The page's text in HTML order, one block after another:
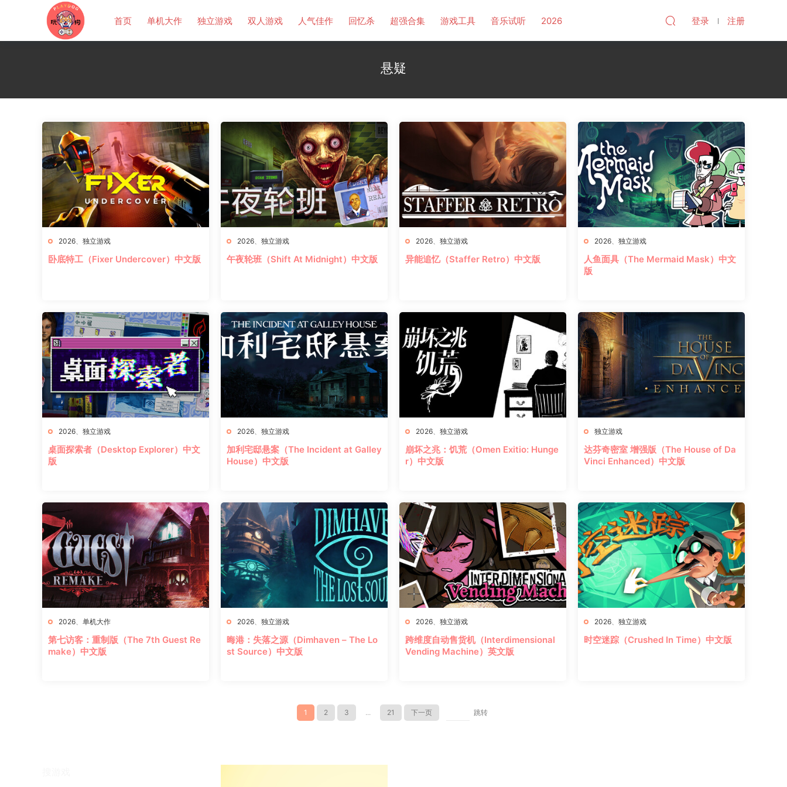
首页 单机大作 独立游戏 双人游戏 人气佳作 回忆杀 超强合集 游戏工具 音乐试听 2026 登录 注册
悬疑
2026、 独立游戏
卧底特工（Fixer Undercover）中文版
2026、 独立游戏
午夜轮班（Shift At Midnight）中文版
2026、 独立游戏
异能追忆（Staffer Retro）中文版
2026、 独立游戏
人鱼面具（The Mermaid Mask）中文
版
2026、 独立游戏
桌面探索者（Desktop Explorer）中文
版
2026、 独立游戏
加利宅邸悬案（The Incident at Galley
House）中文版
2026、 独立游戏
崩坏之兆：饥荒（Omen Exitio: Hunge
r）中文版
独立游戏
达芬奇密室 增强版（The House of Da
Vinci Enhanced）中文版
2026、 单机大作
第七访客：重制版（The 7th Guest Re
make）中文版
2026、 独立游戏
晦港：失落之源（Dimhaven – The Lo
st Source）中文版
2026、 独立游戏
跨维度自动售货机（Interdimensional
Vending Machine）英文版
2026、 独立游戏
时空迷踪（Crushed In Time）中文版
1 2 3 ... 21 下一页 跳转